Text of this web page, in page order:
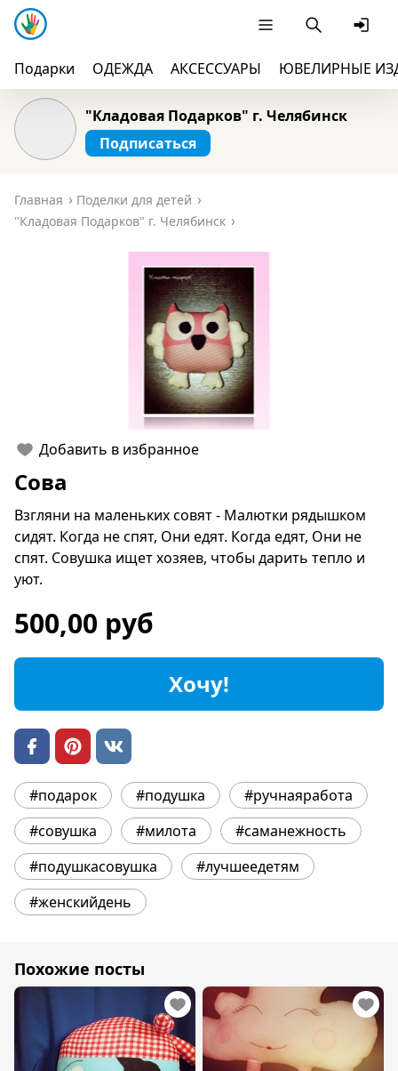
Подарки ОДЕЖДА АКСЕССУАРЫ ЮВЕЛИРНЫЕ
"Кладовая Подарков" г. Челябинск
Подписаться
Главная
Поделки для детей
"Кладовая Подарков" г. Челябинск
Добавить в избранное
Сова
Взгляни на маленьких совят - Малютки рядышком
сидят. Когда не спят, Они едят. Когда едят, Они не
спят. Совушка ищет хозяев, чтобы дарить тепло и
уют.
500,00 руб
Хочу!
#подарок #подушка
#ручнаяработа
#совушка
#милота
#саманежность
#подушкасовушка
#лучшеедетям
#женскийдень
Похожие посты